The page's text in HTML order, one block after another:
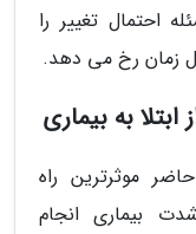
احتمال تغییر را
زمان رخ می دهد.
به بیماری
موثرترین راه
بیماری انجام